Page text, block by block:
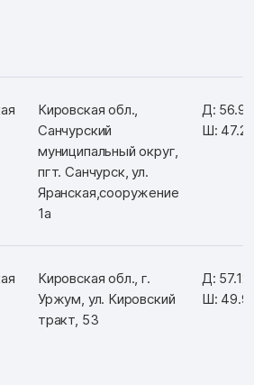
Кировская обл.,
Санчурский
муниципальный округ,
пгт. Санчурск, ул.
Яранская,сооружение
1а
Д:
Ш:
Кировская обл., г.
Уржум, ул. Кировский
тракт, 53
Д:
Ш: